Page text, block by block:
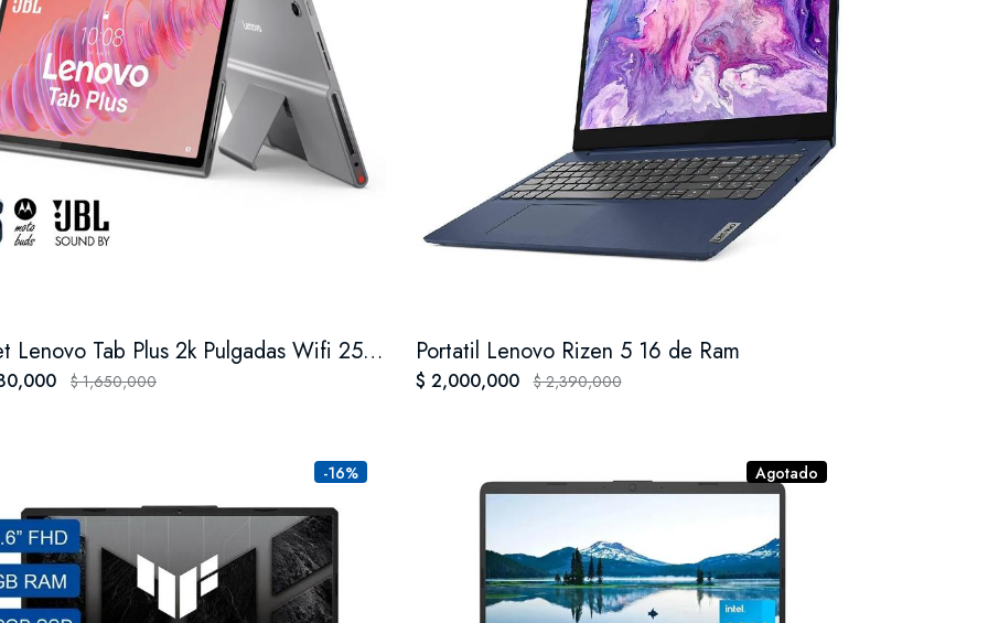
Tablet Lenovo Tab Plus 2k Pulgadas Wifi 256gb Ram 8gb Gray
$ 1,650,000
Portatil Lenovo Rizen 5 16 de Ram
$ 2,000,000 $ 2,390,000
-16% Agotado